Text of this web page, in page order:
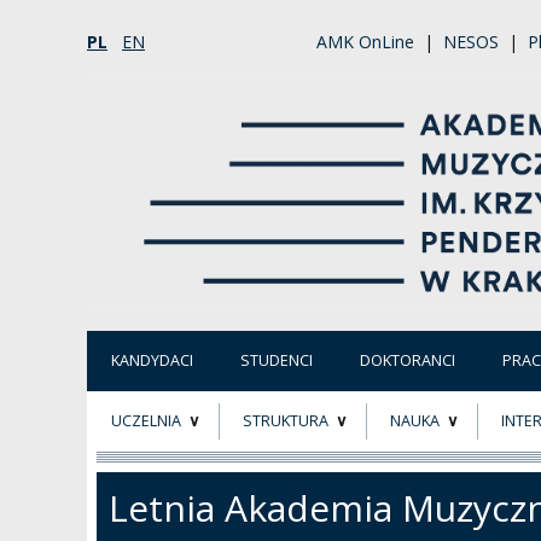
PL EN AMK OnLine | NESOS |
KANDYDACI STUDENCI DOKTORANCI
UCZELNIA STRUKTURA NAUKA
Letnia Akademia